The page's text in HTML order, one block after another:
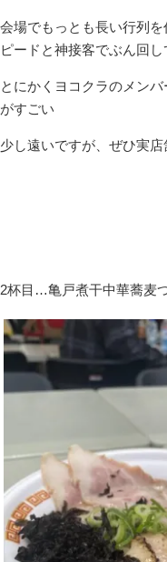
会場でもっとも長い行列
ピードと神接客でぶん回し
とにかくヨコクラのメン
がすごい
少し遠いですが、ぜひ実
2杯目…亀戸煮干中華蕎麦